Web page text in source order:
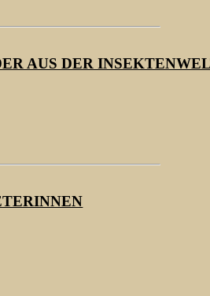
AUS DER